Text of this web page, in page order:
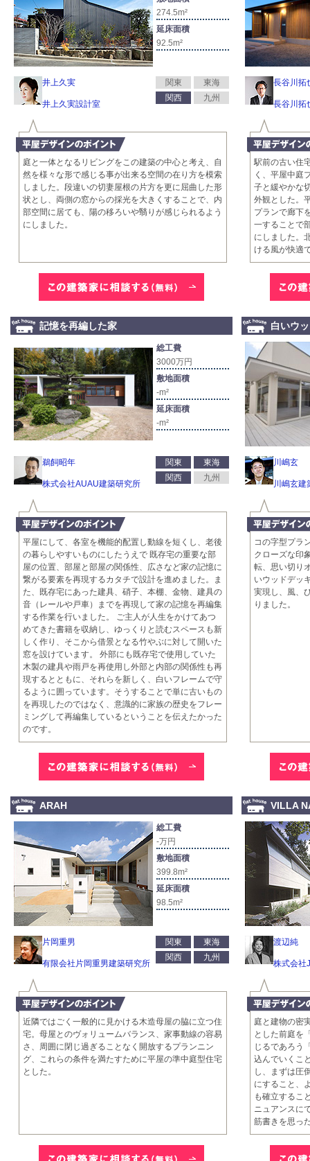
274.5m²
延床面積
92.5m²
井上久実
井上久実設計室
関東
東海
関西
九州
庭と一体となるリビングをこの建築の中心と考え、自
然を様々な形で感じる事が出来る空間の在り方を模索
しました。段違いの切妻屋根の片方を更に屈曲した形
状とし、両側の窓からの採光を大きくすることで、内
部空間に居ても、陽の移ろいや翳りが感じられるよう
にしました。
長谷川拓
長谷川拓
駅前の古い住
く、平屋中庭
子と緩やかな
外観とした。
プランで廊下
一することで
にしました。
ける風が快適
記憶を再編した家
総工費
3000万円
敷地面積
-m²
延床面積
-m²
鵜飼昭年
株式会社AUAU建築研究所
関東
東海
関西
九州
平屋にして、各室を機能的配置し動線を短くし、老後
の暮らしやすいものにしたうえで 既存宅の重要な部
屋の位置、部屋と部屋の関係性、広さなど家の記憶に
繋がる要素を再現するカタチで設計を進めました。ま
た、既存宅にあった建具、硝子、本棚、金物、建具の
音（レールや戸車）までを再現して家の記憶を再編集
する作業を行いました。 ご主人が人生をかけてあつ
めてきた書籍を収納し、ゆっくりと読むスペースも新
しく作り、そこから借景となる竹やぶに対して開いた
窓を設けています。 外部にも既存宅で使用していた
木製の建具や雨戸を再使用し外部と内部の関係性も再
現するとともに、それらを新しく、白いフレームで守
るように囲っています。そうすることで単に古いもの
を再現したのではなく、意識的に家族の歴史をフレー
ミングして再編集しているということを伝えたかった
のです。
白いウ
川嶋玄
川嶋玄建
コの字型プラ
クローズな印
転、思い切り
いウッドデッ
実現し、風、
りました。
ARAH
総工費
-万円
敷地面積
399.8m²
延床面積
98.5m²
片岡重男
有限会社片岡重男建築研究所
関東
東海
関西
九州
近隣ではごく一般的に見かける木造母屋の脇に立つ住
宅。母屋とのヴォリュームバランス、家事動線の容易
さ、周囲に閉じ過ぎることなく開放するプランニン
グ、これらの条件を満たすために平屋の準中庭型住宅
とした。
VILLA
渡辺純
株式会社
庭と建物の密
とした前庭を
じるであろう
込んでいくこ
し、まずは圧
にすること、
も確立するこ
ニュアンスに
筋書きを思っ